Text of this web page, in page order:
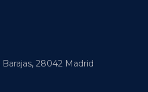
28042 Madrid